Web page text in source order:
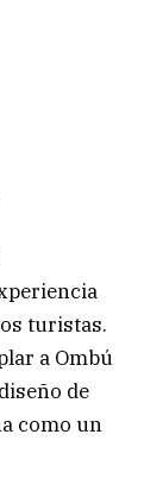
turistas.
a Ombú
de
como un